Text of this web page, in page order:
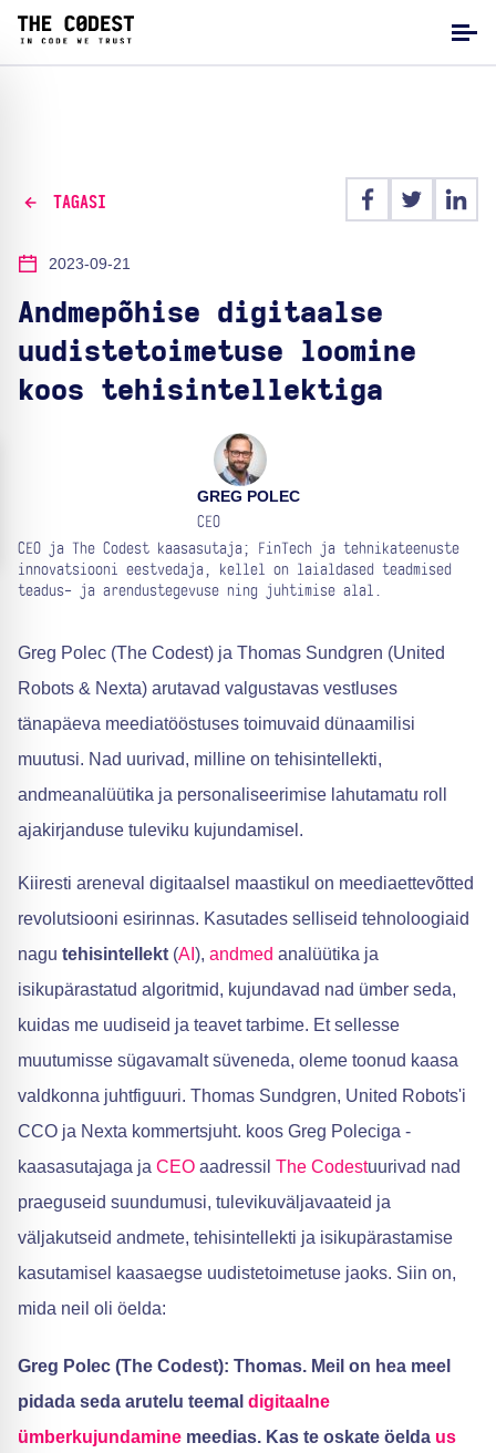
TAGASI
2023-09-21
Andmepõhise digitaalse
uudistetoimetuse loomine
koos tehisintellektiga
GREG POLEC
CEO
CEO ja The Codest kaasasutaja; FinTech ja tehnikateenuste
innovatsiooni eestvedaja, kellel on laialdased teadmised
teadus- ja arendustegevuse ning juhtimise alal.
Greg Polec (The Codest) ja Thomas Sundgren (United
Robots & Nexta) arutavad valgustavas vestluses
tänapäeva meediatööstuses toimuvaid dünaamilisi
muutusi. Nad uurivad, milline on tehisintellekti,
andmeanalüütika ja personaliseerimise lahutamatu roll
ajakirjanduse tuleviku kujundamisel.
Kiiresti areneval digitaalsel maastikul on meediaettevõtted
revolutsiooni esirinnas. Kasutades selliseid tehnoloogiaid
nagu tehisintellekt (AI ), andmed analüütika ja
isikupärastatud algoritmid, kujundavad nad ümber seda,
kuidas me uudiseid ja teavet tarbime. Et sellesse
muutumisse sügavamalt süveneda, oleme toonud kaasa
valdkonna juhtfiguuri. Thomas Sundgren, United Robots'i
CCO ja Nexta kommertsjuht. koos Greg Poleciga -
kaasasutajaga ja CEO aadressil The Codestuurivad nad
praeguseid suundumusi, tulevikuväljavaateid ja
väljakutseid andmete, tehisintellekti ja isikupärastamise
kasutamisel kaasaegse uudistetoimetuse jaoks. Siin on,
mida neil oli öelda:
Greg Polec (The Codest): Thomas. Meil on hea meel
pidada seda arutelu teemal digitaalne
ümberkujundamine meedias. Kas te oskate öelda us